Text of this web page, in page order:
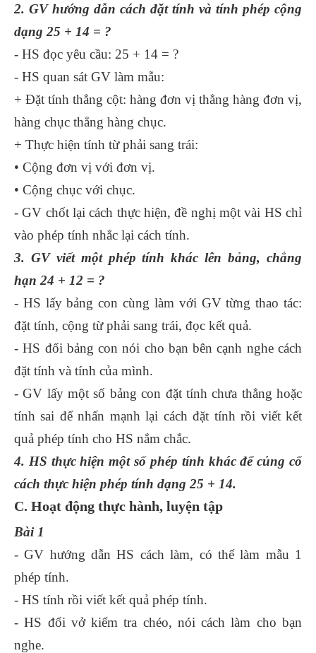
2. GV hướng dẫn cách đặt tính và tính phép cộng
dạng 25 + 14 = ?
- HS đọc yêu cầu: 25 + 14 = ?
- HS quan sát GV làm mẫu:
+ Đặt tính thẳng cột: hàng đơn vị thẳng hàng đơn vị,
hàng chục thẳng hàng chục.
+ Thực hiện tính từ phải sang trái:
• Cộng đơn vị với đơn vị.
• Cộng chục với chục.
- GV chốt lại cách thực hiện, đề nghị một vài HS chỉ
vào phép tính nhắc lại cách tính.
3. GV viết một phép tính khác lên bảng, chẳng
hạn 24 + 12 = ?
- HS lấy bảng con cùng làm với GV từng thao tác:
đặt tính, cộng từ phải sang trái, đọc kết quả.
- HS đổi bảng con nói cho bạn bên cạnh nghe cách
đặt tính và tính của mình.
- GV lấy một số bảng con đặt tính chưa thẳng hoặc
tính sai để nhấn mạnh lại cách đặt tính rồi viết kết
quả phép tính cho HS nắm chắc.
4. HS thực hiện một số phép tính khác để củng cố
cách thực hiện phép tính dạng 25 + 14.
C. Hoạt động thực hành, luyện tập
Bài 1
- GV hướng dẫn HS cách làm, có thể làm mẫu 1
phép tính.
- HS tính rồi viết kết quả phép tính.
- HS đổi vở kiểm tra chéo, nói cách làm cho bạn
nghe.